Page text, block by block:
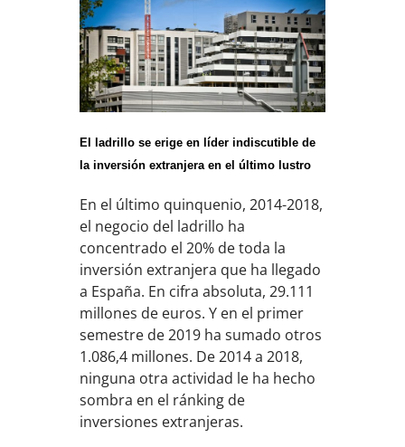
El ladrillo se erige en líder indiscutible de
la inversión extranjera en el último lustro
En el último quinquenio, 2014-2018,
el negocio del ladrillo ha
concentrado el 20% de toda la
inversión extranjera que ha llegado
a España. En cifra absoluta, 29.111
millones de euros. Y en el primer
semestre de 2019 ha sumado otros
1.086,4 millones. De 2014 a 2018,
ninguna otra actividad le ha hecho
sombra en el ránking de
inversiones extranjeras.